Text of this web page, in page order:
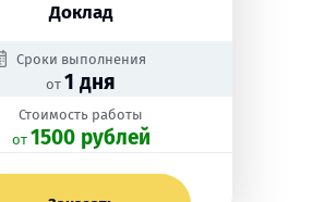
Доклад
Сроки выполнения
от 1 дня
Стоимость работы
oт 1500 рублей